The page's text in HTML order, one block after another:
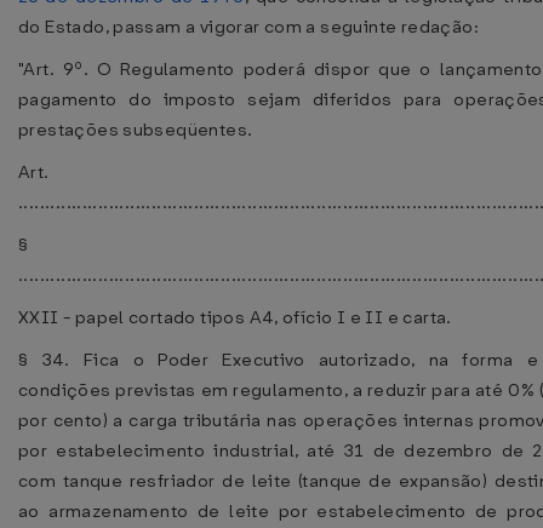
do Estado, passam a vigorar com a seguinte redação:
"Art. 9º. O Regulamento poderá dispor que o
pagamento do imposto sejam diferidos para
prestações subseqüentes.
Art.
§
XXII - papel cortado tipos A4, ofício I e II e carta.
§ 34. Fica o Poder Executivo autorizado, na forma
condições previstas em regulamento, a reduzir para até 0%
por cento) a carga tributária nas operações internas
por estabelecimento industrial, até 31 de dezembro de
com tanque resfriador de leite (tanque de expansão)
ao armazenamento de leite por estabelecimento de